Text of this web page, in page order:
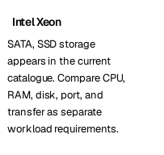
Intel Xeon
SATA, SSD storage
appears in the current
catalogue. Compare CPU,
RAM, disk, port, and
transfer as separate
workload requirements.